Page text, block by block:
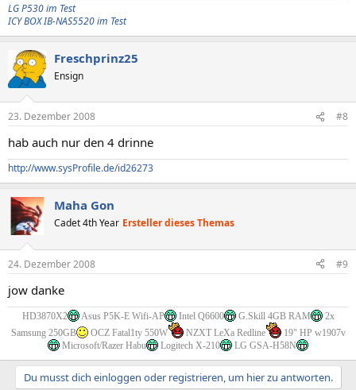
LG P530 im Test
ICY BOX IB-NAS5520 im Test
Freschprinz25
Ensign
23. Dezember 2008 #8
hab auch nur den 4 drinne
http://www.sysProfile.de/id26273
Maha Gon
Cadet 4th Year Ersteller dieses Themas
24. Dezember 2008 #9
jow danke
HD3870X2 Asus P5K-E Wifi-AP Intel Q6600 G.Skill 4GB RAM
2x
Samsung 250GB
OCZ Fatal1ty 550W NZXT LeXa Redline
19" HP w1907v
Microsoft/Razer Habu
Logitech X-210 LG GSA-H58N
Du musst dich einloggen oder registrieren, um hier zu antworten.